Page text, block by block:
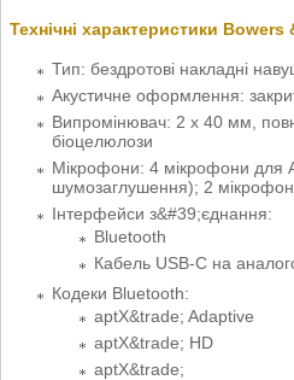
Технічні характеристики
Тип: бездротові накладні
Акустичне оформлення:
Випромінювач: 2 x 40 мм,
біоцелюлози
Мікрофони: 4 мікрофони для
шумозаглушення); 2
Інтерфейси з&#39;єднання:
Bluetooth
Кабель USB-C на
Кодеки Bluetooth:
aptX&trade; Adaptive
aptX&trade; HD
aptX&trade;